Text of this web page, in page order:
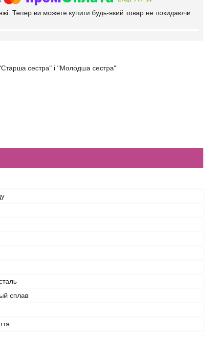
Тепер ви можете купити будь-який товар не покидаючи
сестра" і "Молодша сестра"
сплав